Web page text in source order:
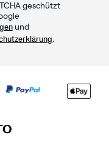
geschützt
und
.